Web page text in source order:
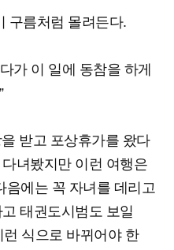
구름처럼 몰려든다.
가 이 일에 동참을 하게
받고 포상휴가를 왔다
녀봤지만 이런 여행은
음에는 꼭 자녀를 데리고
태권도시범도 보일
런 식으로 바뀌어야 한